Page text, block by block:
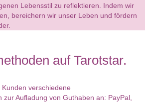
Lebensstil zu reflektieren. Indem wir
bereichern wir unser Leben und fördern
auf Tarotstar.
verschiedene
Aufladung von Guthaben an: PayPal,